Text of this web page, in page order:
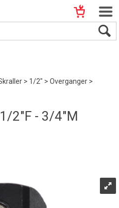
>1/2">Overganger>
1/2"F - 3/4"M